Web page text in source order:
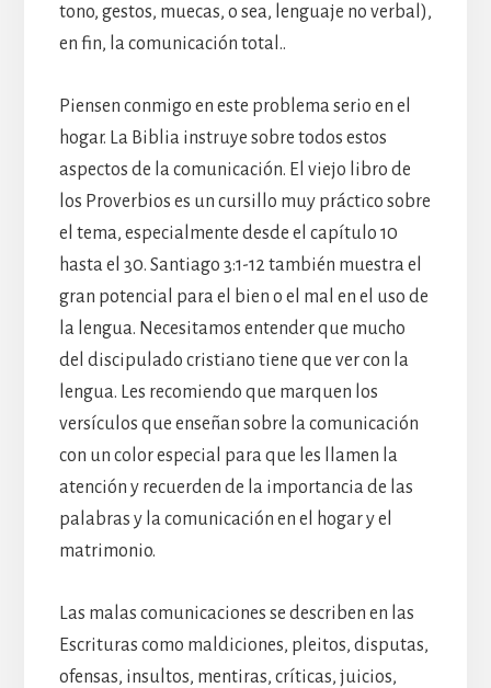
tono, gestos, muecas, o sea, lenguaje no verbal),
en fin, la comunicación total..
Piensen conmigo en este problema serio en el
hogar. La Biblia instruye sobre todos estos
aspectos de la comunicación. El viejo libro de
los Proverbios es un cursillo muy práctico sobre
el tema, especialmente desde el capítulo 10
hasta el 30. Santiago 3:1-12 también muestra el
gran potencial para el bien o el mal en el uso de
la lengua. Necesitamos entender que mucho
del discipulado cristiano tiene que ver con la
lengua. Les recomiendo que marquen los
versículos que enseñan sobre la comunicación
con un color especial para que les llamen la
atención y recuerden de la importancia de las
palabras y la comunicación en el hogar y el
matrimonio.
Las malas comunicaciones se describen en las
Escrituras como maldiciones, pleitos, disputas,
ofensas, insultos, mentiras, críticas, juicios,